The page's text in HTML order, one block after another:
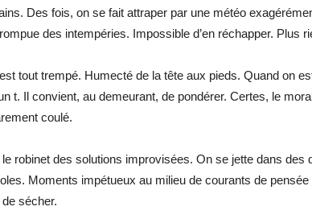
Des fois, on se fait attraper par une météo
des intempéries. Impossible d’en réchapper. Plus
tout trempé. Humecté de la tête aux pieds. Quand on
t. Il convient, au demeurant, de pondérer. Certes, le
coulé.
robinet des solutions improvisées. On se jette dans des
Moments impétueux au milieu de courants de
sécher.